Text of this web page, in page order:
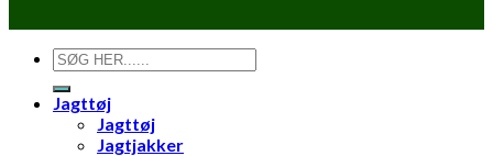
Søg
efter:
Jagttøj
Jagttøj
Jagtjakker